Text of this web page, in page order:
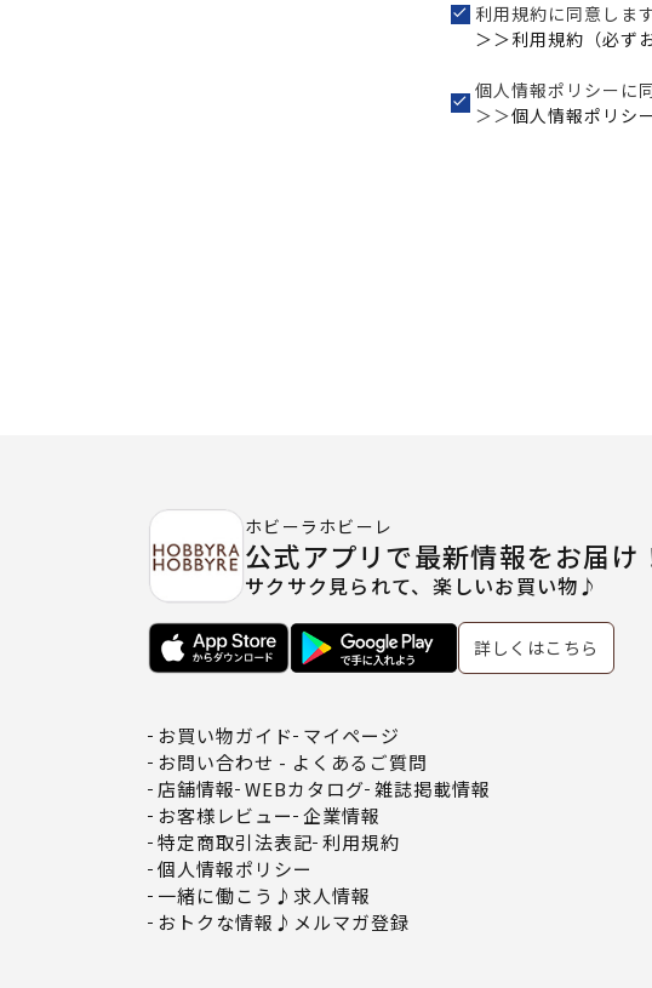
利用規約に同意しま
＞＞利用規約（必ず
個人情報ポリシーに
＞＞個人情報ポリシ
ホビーラホビーレ
公式アプリで最新情報をお届け
サクサク見られて、楽しいお買い物♪
詳しくはこちら
お買い物ガイド マイページ
お問い合わせ - よくあるご質問
店舗情報 WEBカタログ 雑誌掲載情報
お客様レビュー 企業情報
特定商取引法表記 利用規約
個人情報ポリシー
一緒に働こう♪求人情報
おトクな情報♪メルマガ登録